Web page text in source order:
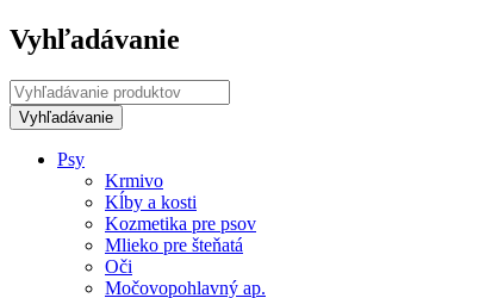
Vyhľadávanie
Psy
Krmivo
Kĺby a kosti
Kozmetika pre psov
Mlieko pre šteňatá
Oči
Močovopohlavný ap.